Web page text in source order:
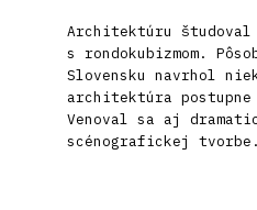
Architektúru študoval
s rondokubizmom.
Slovensku navrhol
architektúra postupne
Venoval sa aj
scénografickej tvorbe.